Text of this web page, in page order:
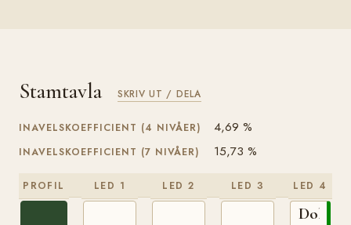
Stamtavla SKRIV UT / DELA
INAVELSKOEFFICIENT (4 NIVÅER) 4,69 %
INAVELSKOEFFICIENT (7 NIVÅER) 15,73 %
PROFIL LED 1 LED 2 LED 3 LED 4
Dolle